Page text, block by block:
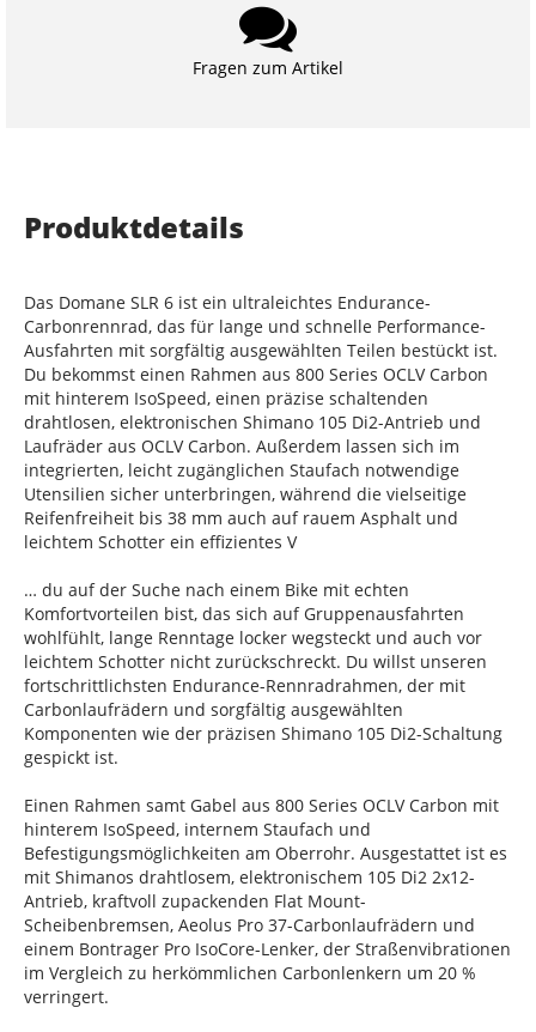
Fragen zum Artikel
Produktdetails
Das Domane SLR 6 ist ein ultraleichtes Endurance-
Carbonrennrad, das für lange und schnelle Performance-
Ausfahrten mit sorgfältig ausgewählten Teilen bestückt ist.
Du bekommst einen Rahmen aus 800 Series OCLV Carbon
mit hinterem IsoSpeed, einen präzise schaltenden
drahtlosen, elektronischen Shimano 105 Di2-Antrieb und
Laufräder aus OCLV Carbon. Außerdem lassen sich im
integrierten, leicht zugänglichen Staufach notwendige
Utensilien sicher unterbringen, während die vielseitige
Reifenfreiheit bis 38 mm auch auf rauem Asphalt und
leichtem Schotter ein effizientes V
… du auf der Suche nach einem Bike mit echten
Komfortvorteilen bist, das sich auf Gruppenausfahrten
wohlfühlt, lange Renntage locker wegsteckt und auch vor
leichtem Schotter nicht zurückschreckt. Du willst unseren
fortschrittlichsten Endurance-Rennradrahmen, der mit
Carbonlaufrädern und sorgfältig ausgewählten
Komponenten wie der präzisen Shimano 105 Di2-Schaltung
gespickt ist.
Einen Rahmen samt Gabel aus 800 Series OCLV Carbon mit
hinterem IsoSpeed, internem Staufach und
Befestigungsmöglichkeiten am Oberrohr. Ausgestattet ist es
mit Shimanos drahtlosem, elektronischem 105 Di2 2x12-
Antrieb, kraftvoll zupackenden Flat Mount-
Scheibenbremsen, Aeolus Pro 37-Carbonlaufrädern und
einem Bontrager Pro IsoCore-Lenker, der Straßenvibrationen
im Vergleich zu herkömmlichen Carbonlenkern um 20 %
verringert.